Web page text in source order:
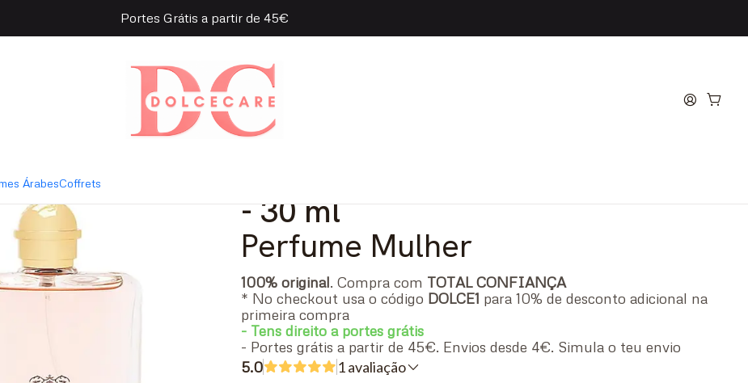
ÁrabesCoffrets
Portes Grátis a partir de 45€
Rose Eau de Toilette
|
Trussardi Delicate Rose Eau de
- 30 ml
Perfume Mulher
100% original. Compra com TOTAL CONFIANÇA
* No checkout usa o código DOLCE1 para 10% de desconto adicional na
primeira compra
- Tens direito a portes grátis
- Portes grátis a partir de 45€. Envios desde 4€. Simula o teu envio
5.0
1 avaliação